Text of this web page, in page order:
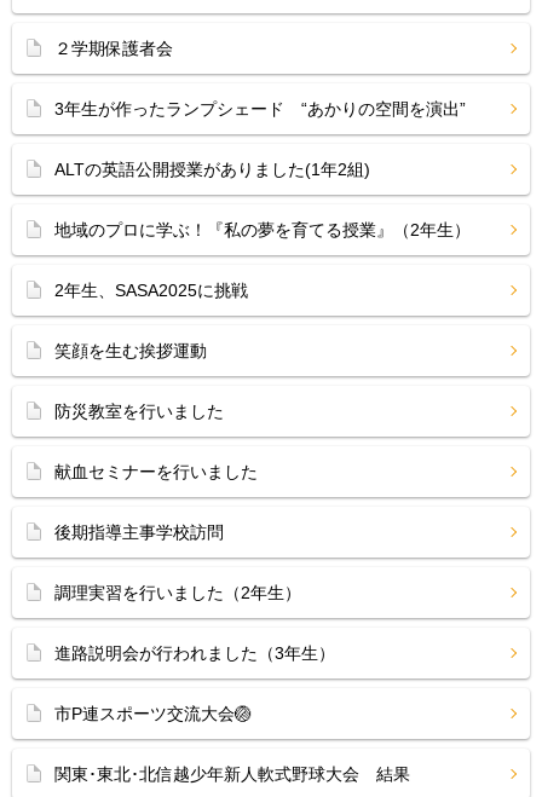
２学期保護者会
3年生が作ったランプシェード “あかりの空間を演出”
ALTの英語公開授業がありました(1年2組)
地域のプロに学ぶ！『私の夢を育てる授業』（2年生）
2年生、SASA2025に挑戦
笑顔を生む挨拶運動
防災教室を行いました
献血セミナーを行いました
後期指導主事学校訪問
調理実習を行いました（2年生）
進路説明会が行われました（3年生）
市P連スポーツ交流大会🏐
関東･東北･北信越少年新人軟式野球大会 結果